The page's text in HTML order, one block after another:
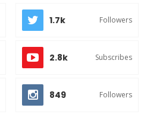
1.7k Followers
2.8k Subscribes
849 Followers